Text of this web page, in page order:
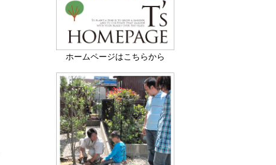
ホームページはこちらから